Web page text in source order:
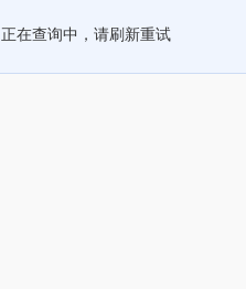
正在查询中，请刷新重试